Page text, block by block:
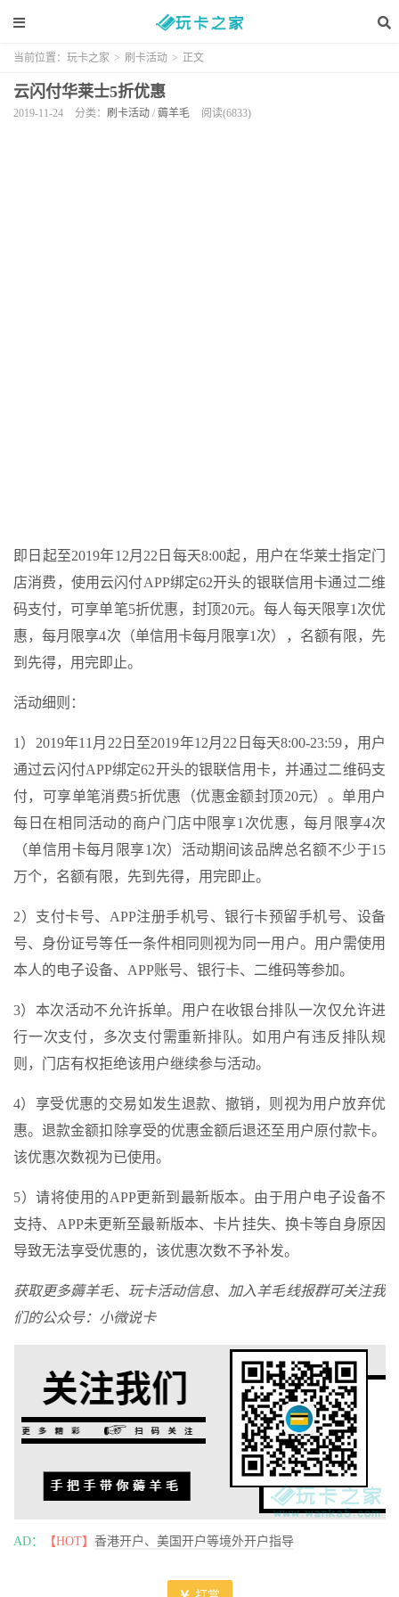
当前位置： 玩卡之家 > 刷卡活动 > 正文
云闪付华莱士5折优惠
2019-11-24 分类： 刷卡活动 / 薅羊毛 阅读(6833)
即日起至2019年12月22日每天8:00起，用户在华莱士指定门
店消费，使用云闪付APP绑定62开头的银联信用卡通过二维
码支付，可享单笔5折优惠，封顶20元。每人每天限享1次优
惠，每月限享4次（单信用卡每月限享1次），名额有限，先
到先得，用完即止。
活动细则：
1）2019年11月22日至2019年12月22日每天8:00-23:59，用户
通过云闪付APP绑定62开头的银联信用卡，并通过二维码支
付，可享单笔消费5折优惠（优惠金额封顶20元）。单用户
每日在相同活动的商户门店中限享1次优惠，每月限享4次
（单信用卡每月限享1次）活动期间该品牌总名额不少于15
万个，名额有限，先到先得，用完即止。
2）支付卡号、APP注册手机号、银行卡预留手机号、设备
号、身份证号等任一条件相同则视为同一用户。用户需使用
本人的电子设备、APP账号、银行卡、二维码等参加。
3）本次活动不允许拆单。用户在收银台排队一次仅允许进
行一次支付，多次支付需重新排队。如用户有违反排队规
则，门店有权拒绝该用户继续参与活动。
4）享受优惠的交易如发生退款、撤销，则视为用户放弃优
惠。退款金额扣除享受的优惠金额后退还至用户原付款卡。
该优惠次数视为已使用。
5）请将使用的APP更新到最新版本。由于用户电子设备不
支持、APP未更新至最新版本、卡片挂失、换卡等自身原因
导致无法享受优惠的，该优惠次数不予补发。
获取更多薅羊毛、玩卡活动信息、加入羊毛线报群可关注我
们的公众号：小微说卡
AD： 【HOT】 香港开户、美国开户等境外开户指导